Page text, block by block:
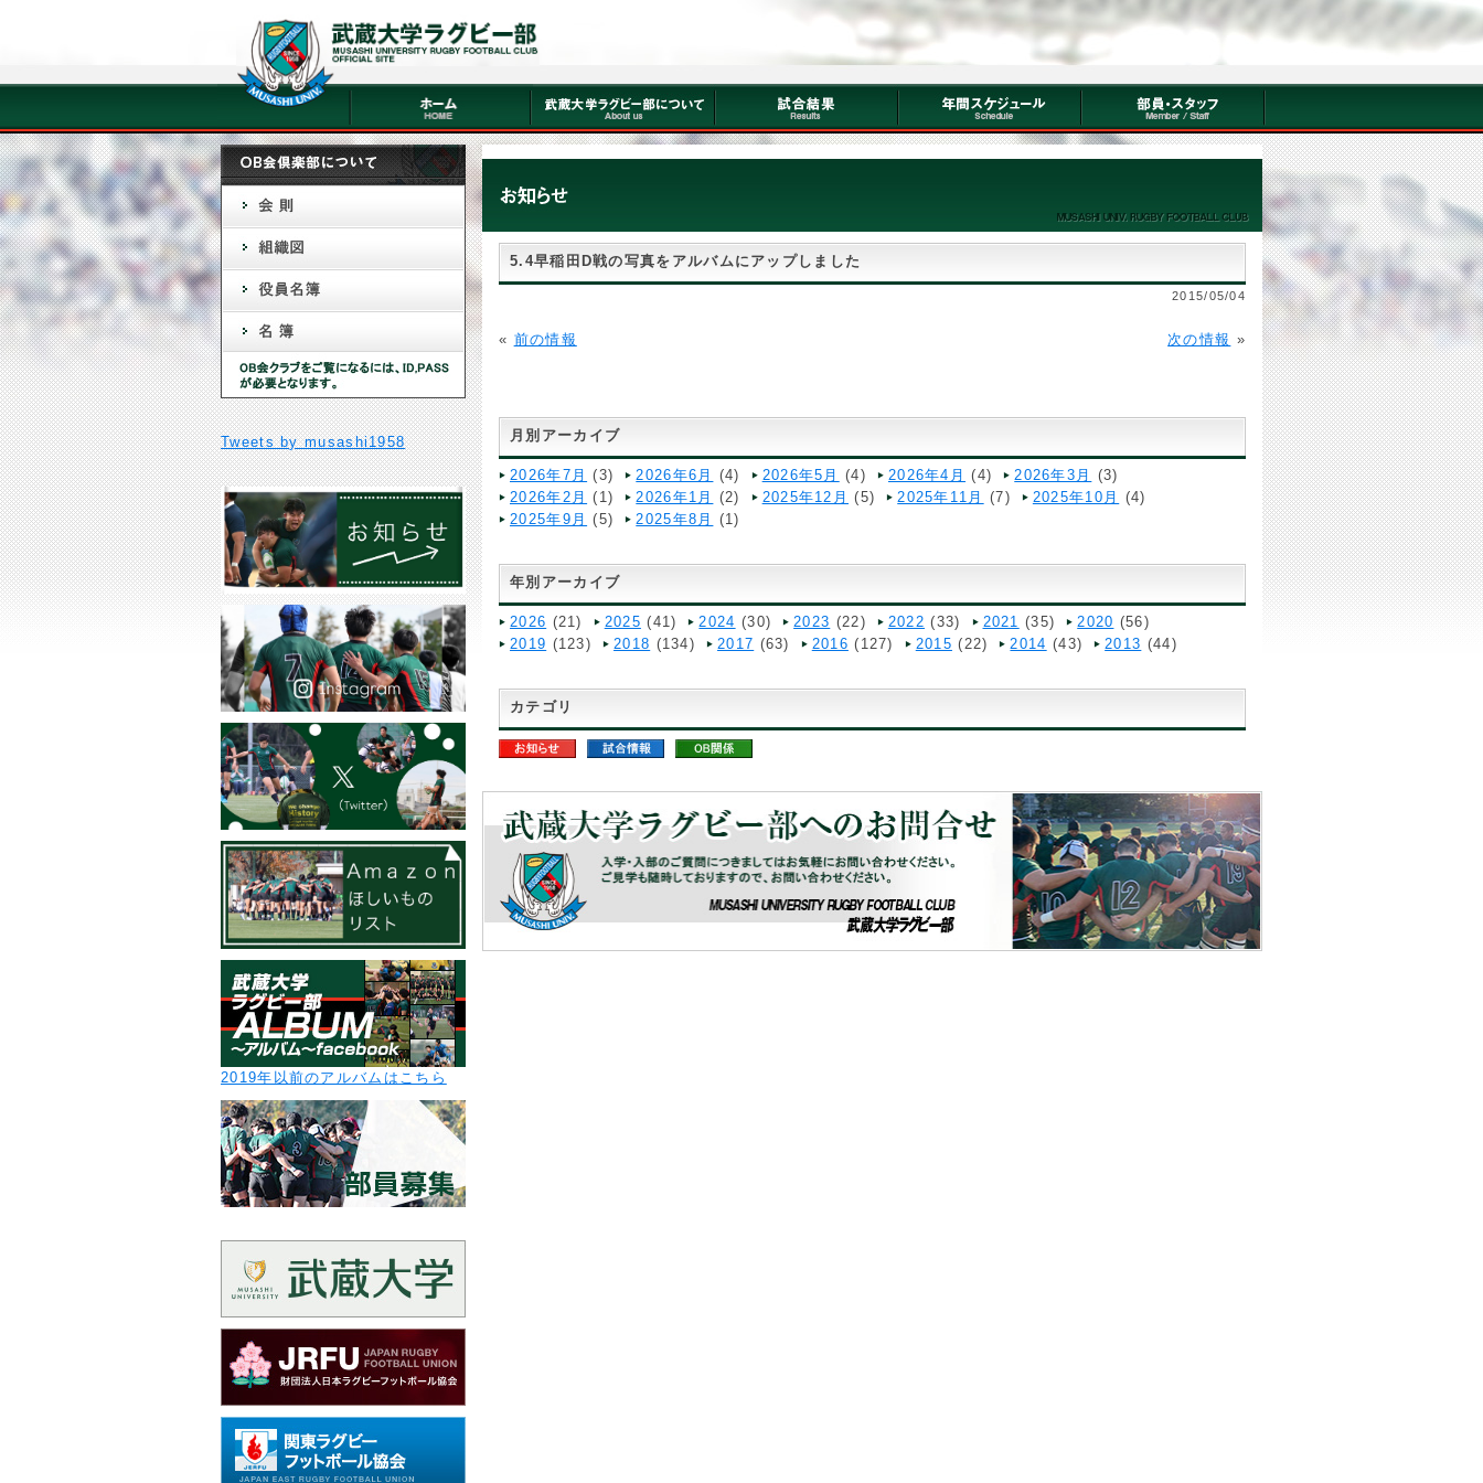
5.4早稲田D戦の写真をアルバムにアップしました
2015/05/04
« 前の情報 次の情報 »
月別アーカイブ
2026年7月 (3) 2026年6月 (4) 2026年5月 (4) 2026年4月 (4) 2026年3月
(3)
2026年2月 (1) 2026年1月 (2) 2025年12月 (5) 2025年11月 (7) 2025年10月
(4)
2025年9月 (5) 2025年8月 (1)
年別アーカイブ
2026 (21) 2025 (41) 2024 (30) 2023 (22) 2022 (33) 2021 (35) 2020 (56)
2019 (123) 2018 (134) 2017 (63) 2016 (127) 2015 (22) 2014 (43) 2013 (44)
カテゴリ
Tweets by musashi1958
2019年以前のアルバムはこちら